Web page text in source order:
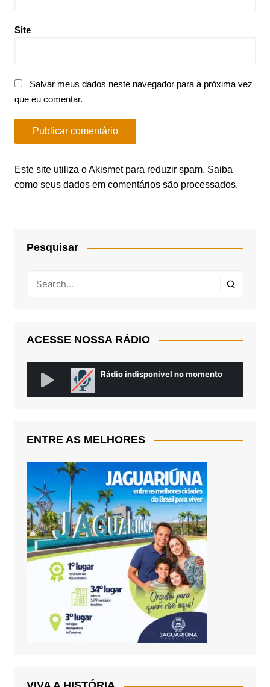
Site
Salvar meus dados neste navegador para a próxima vez
que eu comentar.
Este site utiliza o Akismet para reduzir spam. Saiba
como seus dados em comentários são processados.
Pesquisar
ACESSE NOSSA RÁDIO
ENTRE AS MELHORES